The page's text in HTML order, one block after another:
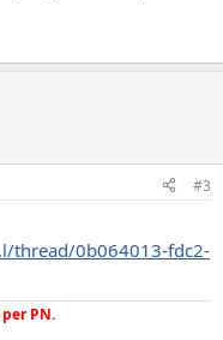
#3
thread/0b064013-fdc2-
PN.